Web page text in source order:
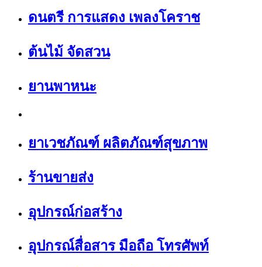
ดนตรี การแสดง เพลงโคราช
ต้นไม้ จัดสวน
ยานพาหนะ
ยาเวชภัณฑ์ ผลิตภัณฑ์สุขภาพ
ร้านขายส่ง
อุปกรณ์ก่อสร้าง
อุปกรณ์สื่อสาร มือถือ โทรศัพท์